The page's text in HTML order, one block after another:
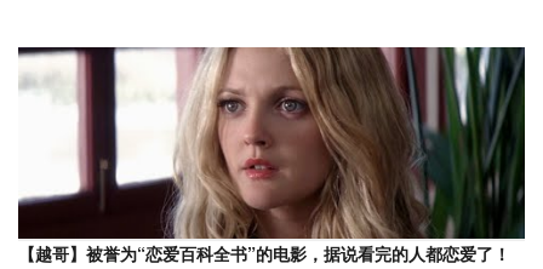
【越哥】被誉为“恋爱百科全书”的电影，据说看完的人都恋爱了！